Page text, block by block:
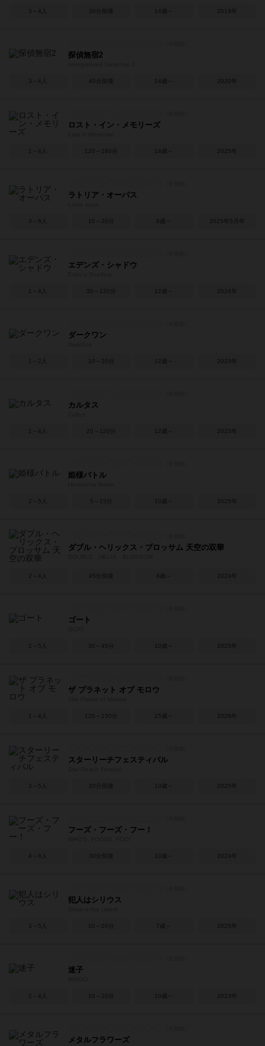
3～4人 30分前後 14歳～ 2019年
探偵無宿2
3～4人 40分前後 14歳～ 2020年
ロスト・イン・メモリーズ
1～4人 120～180分 14歳～ 2025年
ラトリア・オーパス
3～6人 10～20分 8歳～ 2025年5月年
エデンズ・シャドウ
1～4人 30～120分 12歳～ 2024年
ダークワン
1～2人 10～20分 12歳～ 2023年
カルタス
1～4人 20～120分 12歳～ 2023年
姫様バトル
2～5人 5～15分 10歳～ 2025年
ダブル・ヘリックス・ブロッサム 天空の双華
2～4人 45分前後 8歳～ 2024年
ゴート
2～5人 30～45分 10歳～ 2025年
ザ プラネット オブ モロウ
1～4人 120～150分 15歳～ 2026年
スターリーチフェスティバル
3～5人 20分前後 10歳～ 2025年
フーズ・フーズ・フー！
4～8人 30分前後 10歳～ 2024年
犯人はシリウス
3～5人 10～20分 7歳～ 2025年
迷子
2～4人 10～20分 10歳～ 2023年
メタルフラワーズ